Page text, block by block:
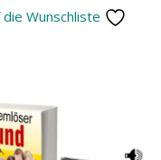
die Wunschliste